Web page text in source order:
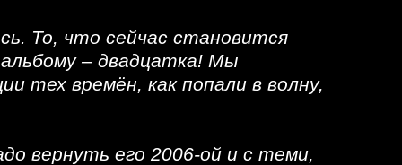
То, что сейчас становится
– двадцатка! Мы
тех времён, как попали в волну,
вернуть его 2006-ой и с теми,